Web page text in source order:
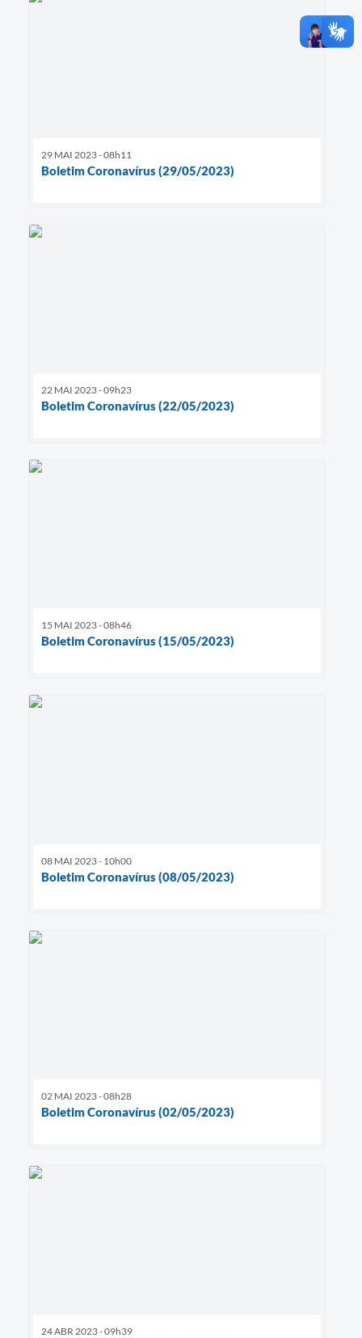
29 MAI 2023 - 08h11
Boletim Coronavírus (29/05/2023)
22 MAI 2023 - 09h23
Boletim Coronavírus (22/05/2023)
15 MAI 2023 - 08h46
Boletim Coronavírus (15/05/2023)
08 MAI 2023 - 10h00
Boletim Coronavírus (08/05/2023)
02 MAI 2023 - 08h28
Boletim Coronavírus (02/05/2023)
24 ABR 2023 - 09h39